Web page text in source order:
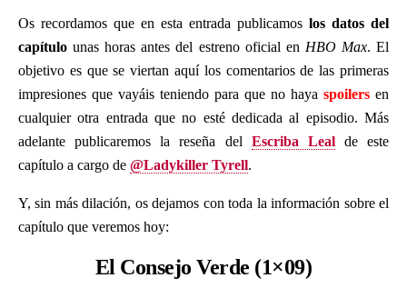
Os recordamos que en esta entrada publicamos los datos del
capítulo unas horas antes del estreno oficial en HBO Max. El
objetivo es que se viertan aquí los comentarios de las primeras
impresiones que vayáis teniendo para que no haya spoilers en
cualquier otra entrada que no esté dedicada al episodio. Más
adelante publicaremos la reseña del Escriba Lealde este
capítulo a cargo de @Ladykiller Tyrell.
Y, sin más dilación, os dejamos con toda la información sobre el
capítulo que veremos hoy:
El Consejo Verde (1×09)